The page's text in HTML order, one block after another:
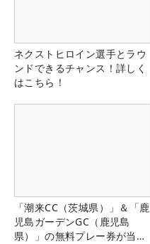
ネクストヒロイン選手とラウ
ンドできるチャンス！詳しく
はこちら！
「潮来CC（茨城県）」＆「鹿
児島ガーデンGC（鹿児島
県）」の無料プレー券が当た